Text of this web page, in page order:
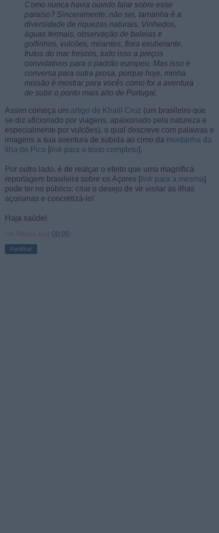
Como nunca havia ouvido falar sobre esse
paraíso? Sinceramente, não sei, tamanha é a
diversidade de riquezas naturais. Vinhedos,
águas termais, observação de baleias e
golfinhos, vulcões, mirantes, flora exuberante,
frutos do mar frescos, tudo isso a preços
convidativos para o padrão europeu. Mas isso é
conversa para outra prosa, porque hoje, minha
missão é mostrar para vocês como foi a aventura
de subir o ponto mais alto de Portugal.
Assim começa um artigo de Khalil Cruz (um brasileiro que
se diz aficionado por viagens, apaixonado pela natureza e
especialmente por vulcões), o qual descreve com palavras e
imagens a sua aventura de subida ao cimo da montanha da
ilha do Pico [link para o texto completo].
Por outro lado, é de realçar o efeito que uma magnífica
reportagem brasileira sobre os Açores [link para a mesma]
pode ter no público: criar o desejo de vir visitar as ilhas
açorianas e concretizá-lo!
Haja saúde!
Ivo Sousa à(s) 00:00
Partilhar